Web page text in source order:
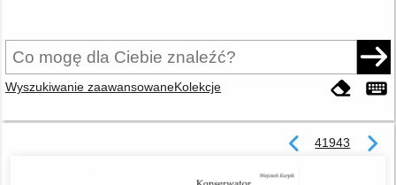
Wyszukiwanie zaawansowaneKolekcje
41943